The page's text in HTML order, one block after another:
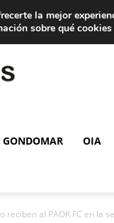
GONDOMAR OIA
al PAOK FC en la
la mejor
sobre qué